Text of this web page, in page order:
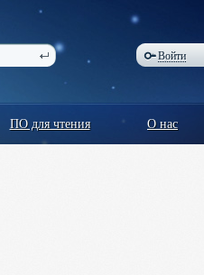
Войти
ПО для чтения О нас